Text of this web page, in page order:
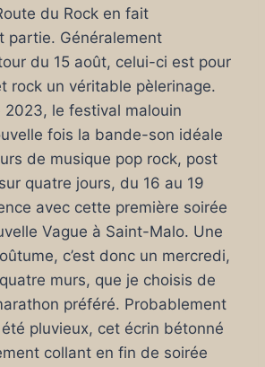
du Rock en fait
partie. Généralement
du 15 août, celui-ci est pour
rock un véritable pèlerinage.
2023, le festival malouin
fois la bande-son idéale
de musique pop rock, post
quatre jours, du 16 au 19
avec cette première soirée
Vague à Saint-Malo. Une
c’est donc un mercredi,
murs, que je choisis de
préféré. Probablement
pluvieux, cet écrin bétonné
collant en fin de soirée